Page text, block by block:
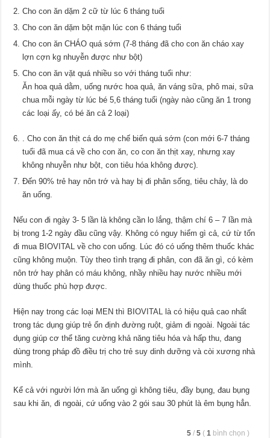
Cho con ăn dặm 2 cữ từ lúc 6 tháng tuổi
Cho con ăn dặm bột mặn lúc con 6 tháng tuổi
Cho con ăn CHÁO quá sớm (7-8 tháng đã cho con ăn cháo xay
lợn cợn kg nhuyễn được như bột)
Cho con ăn vặt quá nhiều so với tháng tuổi như:
Ăn hoa quả dằm, uống nước hoa quả, ăn váng sữa, phô mai, sữa
chua mỗi ngày từ lúc bé 5,6 tháng tuổi (ngày nào cũng ăn 1 trong
các loại ấy, có bé ăn cả 2 loại)
. Cho con ăn thịt cá do mẹ chế biến quá sớm (con mới 6-7 tháng
tuổi đã mua cá về cho con ăn, co con ăn thịt xay, nhưng xay
không nhuyễn như bột, con tiêu hóa không được).
Đến 90% trẻ hay nôn trớ và hay bị đi phân sống, tiêu chảy, là do
ăn uống.
Nếu con đi ngày 3- 5 lần là không cần lo lắng, thậm chí 6 – 7 lần mà
bị trong 1-2 ngày đầu cũng vậy. Không có nguy hiểm gì cả, cứ từ tốn
đi mua BIOVITAL về cho con uống. Lúc đó có uống thêm thuốc khác
cũng không muộn. Tùy theo tình trạng đi phân, con đã ăn gì, có kèm
nôn trớ hay phân có máu không, nhầy nhiều hay nước nhiều mới
dùng thuốc phù hợp được.
Hiện nay trong các loại MEN thì BIOVITAL là có hiệu quả cao nhất
trong tác dụng giúp trẻ ổn định đường ruột, giảm đi ngoài. Ngoài tác
dụng giúp cơ thể tăng cường khả năng tiêu hóa và hấp thu, đang
dùng trong pháp đồ điều trị cho trẻ suy dinh dưỡng và còi xương nhà
mình.
Kể cả với người lớn mà ăn uống gì không tiêu, đầy bụng, đau bụng
sau khi ăn, đi ngoài, cứ uống vào 2 gói sau 30 phút là êm bụng hẳn.
5 / 5 ( 1 bình chọn )